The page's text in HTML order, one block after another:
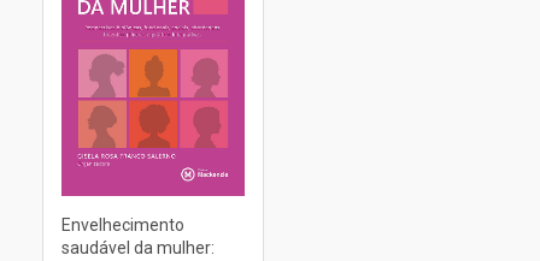
Envelhecimento
saudável da mulher: